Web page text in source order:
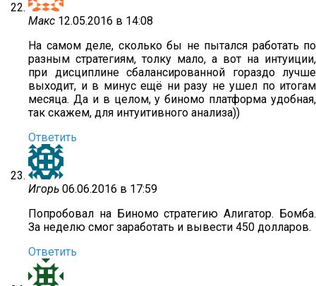
Макс 12.05.2016 в 14:08
На самом деле, сколько бы не пытался работать по
разным стратегиям, толку мало, а вот на интуиции,
при дисциплине сбалансированной гораздо лучше
выходит, и в минус ещё ни разу не ушел по итогам
месяца. Да и в целом, у биномо платформа удобная,
так скажем, для интуитивного анализа))
Ответить
Игорь 06.06.2016 в 17:59
Попробовал на Биномо стратегию Алигатор. Бомба.
За неделю смог заработать и вывести 450 долларов.
Ответить